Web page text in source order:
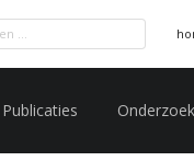
Publicaties Onderzoek